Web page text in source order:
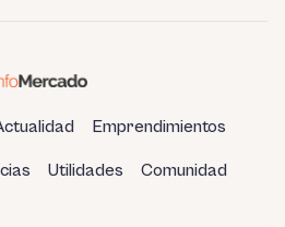
Emprendimientos
Utilidades Comunidad